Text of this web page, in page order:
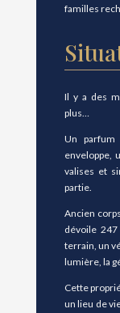
familles
Il y a des
plus…
Un parfum
enveloppe,
valises et
partie.
Ancien
dévoile
terrain, un
lumière, la
Cette
un lieu de